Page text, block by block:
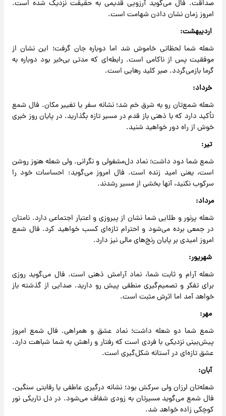
صداقت. فال می‌گوید آرزویی قدیمی به حقیقت نزدیک شده است.
امروز زمان نشان دادن شهامت است.
اردیبهشت:
شعله شما لحظاتی خاموش شد اما دوباره جان گرفت؛ این نشان از
موفقیت پس از ناکامی است. رابطه‌ای که مدتی بی‌خبر بود دوباره به
گرما بازمی‌گردد. صبر کلید رهایی است.
خرداد:
شعله‌ شمع‌تان رو به شرق خم شد؛ نشانه سفر یا تغییر مکان. فال شمع
تأکید دارد که با ذهنی باز قدم در مسیر تازه بگذارید. در پایان روز خبری
خوش از راه دور خواهید شنید.
تیر:
شمع شما دود داشت؛ نماد دل‌مشغولی و نگرانی. ولی شعله هنوز روشن
است، یعنی امید زنده است. فال امروز می‌گوید: احساسات خود را
سرکوب نکنید، آنها بخشی از مسیر رشدند.
مرداد:
شعله پرنور و طلایی شما نشان از پیروزی و اعتبار اجتماعی دارد. نامتان
در جمعی برده می‌شود و احترام تازه‌ای کسب خواهید کرد. فال شمع
امروز امیدی بر پایان رنج‌های مالی نیز دارد.
شهریور:
شعله آرام و ثابت شما، نماد آرامش ذهنی است. فال می‌گوید روزی
برای تفکر و تصمیم‌گیری منطقی پیش رو دارید. صدایی از گذشته باز
خواهد آمد اما اثرش مثبت است.
مهر:
شمع شما دو شعله داشت؛ نماد عشق و همراهی. فال شمع امروز
پیش‌بینی نزدیکی با فردی است که رفتار و راهش به شما شباهت دارد.
عشق تازه‌ای در آستانه شکل‌گیری است.
آبان:
شعله‌تان لرزان ولی سرکش بود؛ نشانه درگیری عاطفی یا رقابتی سنگین.
فال شمع می‌گوید مسیرتان به زودی شفاف می‌شود. در دل تاریکی نور
کوچکی زاده خواهد شد.